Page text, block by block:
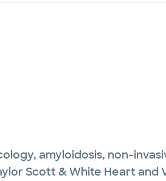
amyloidosis, non-
Scott & White Heart and